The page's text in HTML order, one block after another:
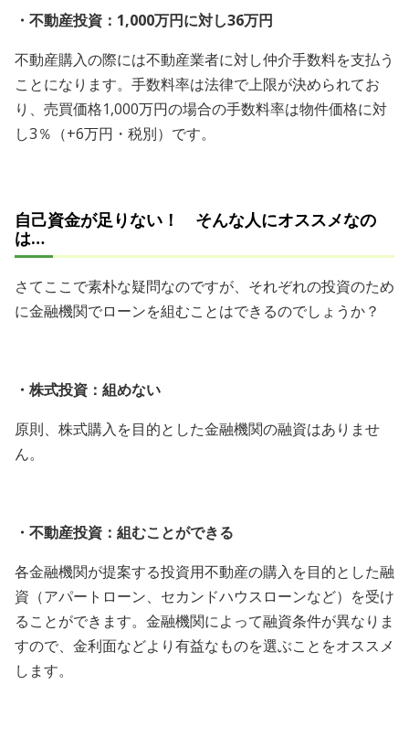
・不動産投資：1,000万円に対し36万円
不動産購入の際には不動産業者に対し仲介手数料を支払う
ことになります。手数料率は法律で上限が決められてお
り、売買価格1,000万円の場合の手数料率は物件価格に対
し3％（+6万円・税別）です。
自己資金が足りない！ そんな人にオススメなの
は…
さてここで素朴な疑問なのですが、それぞれの投資のため
に金融機関でローンを組むことはできるのでしょうか？
・株式投資：組めない
原則、株式購入を目的とした金融機関の融資はありませ
ん。
・不動産投資：組むことができる
各金融機関が提案する投資用不動産の購入を目的とした融
資（アパートローン、セカンドハウスローンなど）を受け
ることができます。金融機関によって融資条件が異なりま
すので、金利面などより有益なものを選ぶことをオススメ
します。